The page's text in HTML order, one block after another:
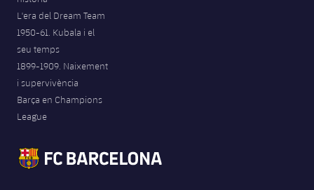
L'era del Dream Team
1950-61. Kubala i el
seu temps
1899-1909. Naixement
i supervivència
Barça en Champions
League